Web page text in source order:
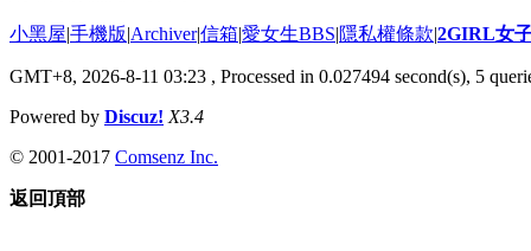
小黑屋|手機版|Archiver|信箱|愛女生BBS|隱私權條款|2GIRL女
GMT+8, 2026-8-11 03:23 , Processed in 0.027494 second(s), 5
Powered by Discuz! X3.4
© 2001-2017 Comsenz Inc.
返回頂部